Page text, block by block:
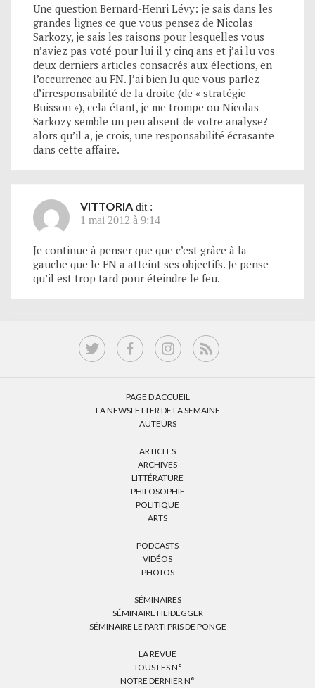
Une question Bernard-Henri Lévy: je sais dans les
grandes lignes ce que vous pensez de Nicolas
Sarkozy, je sais les raisons pour lesquelles vous
n’aviez pas voté pour lui il y cinq ans et j’ai lu vos
deux derniers articles consacrés aux élections, en
l’occurrence au FN. J’ai bien lu que vous parlez
d’irresponsabilité de la droite (de « stratégie
Buisson »), cela étant, je me trompe ou Nicolas
Sarkozy semble un peu absent de votre analyse?
alors qu’il a, je crois, une responsabilité écrasante
dans cette affaire.
VITTORIA dit :
1 mai 2012 à 9:14
Je continue à penser que que c’est grâce à la
gauche que le FN a atteint ses objectifs. Je pense
qu’il est trop tard pour éteindre le feu.
PAGE D’ACCUEIL
LA NEWSLETTER DE LA SEMAINE
AUTEURS
ARTICLES
ARCHIVES
LITTÉRATURE
PHILOSOPHIE
POLITIQUE
ARTS
PODCASTS
VIDÉOS
PHOTOS
SÉMINAIRES
SÉMINAIRE HEIDEGGER
SÉMINAIRE LE PARTI PRIS DE PONGE
LA REVUE
TOUS LES N°
NOTRE DERNIER N°